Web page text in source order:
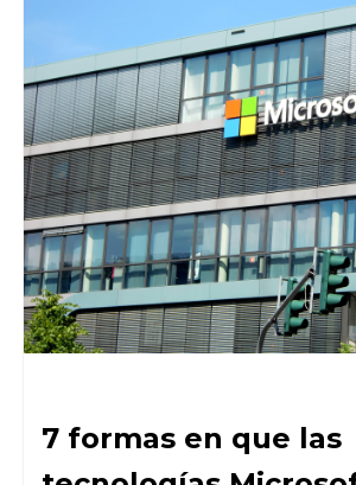
7 formas en que las